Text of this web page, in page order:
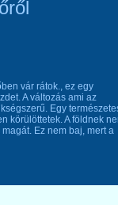
vár rátok., ez egy
A változás ami az
Egy
körülöttetek. A földnek
Ez nem baj, mert a